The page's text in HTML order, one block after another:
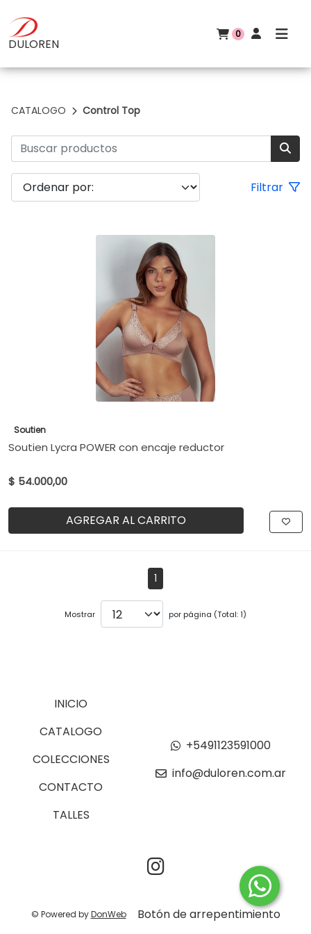
DULOREN
0
CATALOGO Control Top
Filtrar
Soutien
Soutien Lycra POWER con encaje reductor
$ 54.000,00
AGREGAR AL CARRITO
1
Mostrar por página (Total: 1)
INICIO
CATALOGO
COLECCIONES
CONTACTO
TALLES
+5491123591000
info@duloren.com.ar
© Powered byDonWeb Botón de arrepentimiento